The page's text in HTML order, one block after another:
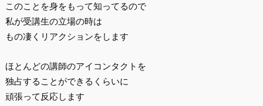
このことを身をもって知ってるので
私が受講生の立場の時は
もの凄くリアクションをします
ほとんどの講師のアイコンタクトを
独占することができるくらいに
頑張って反応します